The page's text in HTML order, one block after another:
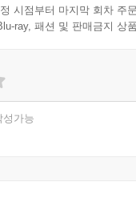
시점부터 마지막 회차 주
ray, 패션 및 판매금지 상
성가능